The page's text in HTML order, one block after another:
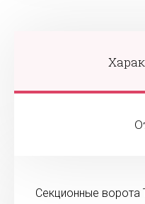
Секционные ворота